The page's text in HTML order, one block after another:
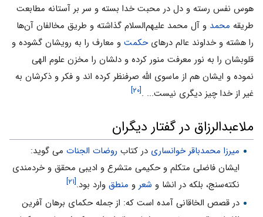
هوس نفس رسته و دل در محبت خدا بسته و سر بر آستانه مطابعت
طریقه محمد و آل محمد علیهم‌السلام گذاشته و طریق مخالفان آن‌ها
را هشته و خداوند عالم درهاىحکمت و معارف را به رویشان گشوده و
قلوبشان را به نور معرفت منور کرده و دلشان را مخزن علوم الهى
نموده و ایشان هم از ماسوى الله صرفنظر کرده اند و فکر و ذکرشان به
غیر از خدا چیز دیگرى نیست... .[۲۰]
ملاعبدالرزاق در گفتار دیگران
میرزا محمدباقر خوانسارى در کتاب روضات الجناتمى گوید:
ایشان فاضلى متکلم و حکیمى متشرع و ادیبى محقق و خردمندى
نکته‌سنج، بلکه در انشا و شعرو منطقوارد بود.[۲۱]
در قصص الخاقانى آمده است که: از جمله حکماى برهان آفرین